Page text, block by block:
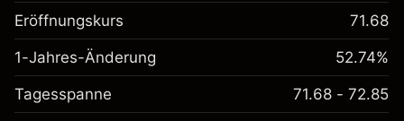
Eröffnungskurs 71.68
1-Jahres-Änderung 52.74%
Tagesspanne 71.68 - 72.85